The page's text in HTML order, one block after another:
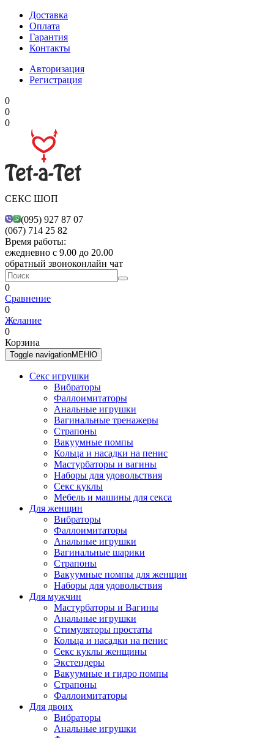
Доставка
Оплата
Гарантия
Контакты
Авторизация
Регистрация
0
0
0
СЕКС ШОП
(095) 927 87 07
(067) 714 25 82
Время работы:
ежедневно с 9.00 до 20.00
обратный звоноконлайн чат
0
Сравнение
0
Желание
0
Корзина
Toggle navigationМЕНЮ
Секс игрушки
Вибраторы
Фаллоимитаторы
Анальные игрушки
Вагинальные тренажеры
Страпоны
Вакуумные помпы
Кольца и насадки на пенис
Мастурбаторы и вагины
Наборы для удовольствия
Секс куклы
Мебель и машины для секса
Для женщин
Вибраторы
Фаллоимитаторы
Анальные игрушки
Вагинальные шарики
Страпоны
Вакуумные помпы для женщин
Наборы для удовольствия
Для мужчин
Мастурбаторы и Вагины
Анальные игрушки
Стимуляторы простаты
Кольца и насадки на пенис
Секс куклы женщины
Экстендеры
Вакуумные и гидро помпы
Страпоны
Фаллоимитаторы
Для двоих
Вибраторы
Анальные игрушки